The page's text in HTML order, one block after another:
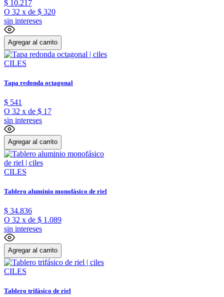
$ 10.217
O 32 x de $ 320
sin intereses
Agregar al carrito
CILES
Tapa redonda octagonal
$ 541
O 32 x de $ 17
sin intereses
Agregar al carrito
CILES
Tablero aluminio monofásico de riel
$ 34.836
O 32 x de $ 1.089
sin intereses
Agregar al carrito
CILES
Tablero trifásico de riel